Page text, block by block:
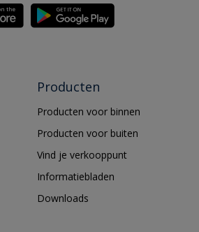
Producten
Producten voor binnen
Producten voor buiten
Vind je verkooppunt
Informatiebladen
Downloads